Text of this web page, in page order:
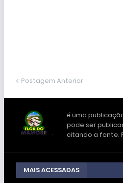
Postagem Anterior
é uma
pode ser
citando a fonte.
MAIS ACESSADAS